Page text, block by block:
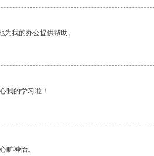
我的办公提供帮助。
我的学习啦！
旷神怡。